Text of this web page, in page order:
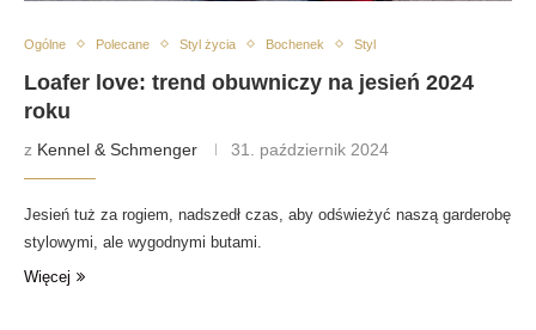
Ogólne Polecane Styl życia Bochenek Styl
Loafer love: trend obuwniczy na jesień 2024
roku
z Kennel & Schmenger 31. październik 2024
Jesień tuż za rogiem, nadszedł czas, aby odświeżyć naszą garderobę
stylowymi, ale wygodnymi butami.
Więcej